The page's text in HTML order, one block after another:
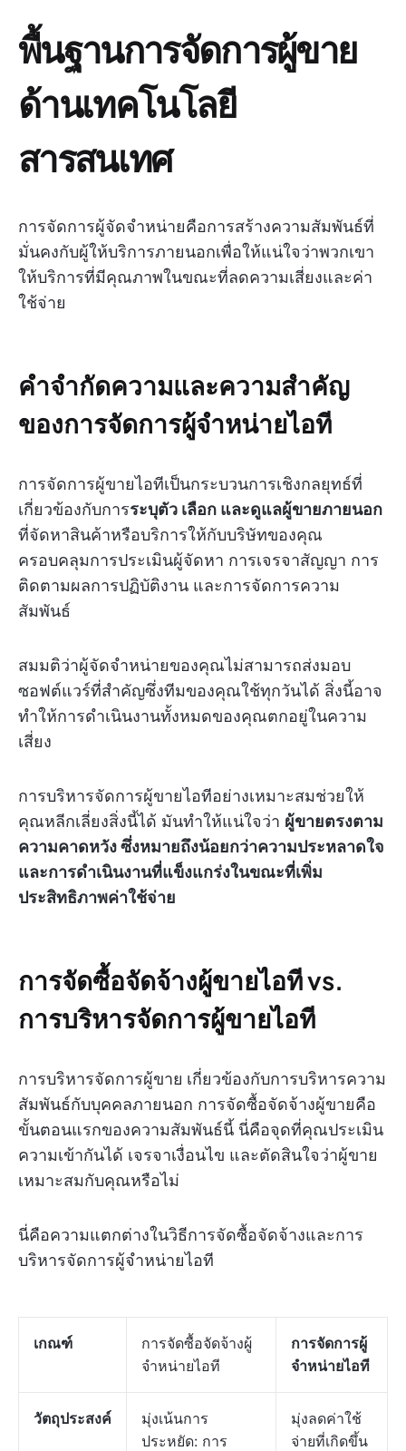
พื้นฐานการจัดการผู้ขาย
ด้านเทคโนโลยี
สารสนเทศ
การจัดการผู้จัดจำหน่ายคือการสร้างความสัมพันธ์ที่
มั่นคงกับผู้ให้บริการภายนอกเพื่อให้แน่ใจว่าพวกเขา
ให้บริการที่มีคุณภาพในขณะที่ลดความเสี่ยงและค่า
ใช้จ่าย
คำจำกัดความและความสำคัญ
ของการจัดการผู้จำหน่ายไอที
การจัดการผู้ขายไอทีเป็นกระบวนการเชิงกลยุทธ์ที่
เกี่ยวข้องกับการระบุตัว เลือก และดูแลผู้ขายภายนอก
ที่จัดหาสินค้าหรือบริการให้กับบริษัทของคุณ
ครอบคลุมการประเมินผู้จัดหา การเจรจาสัญญา การ
ติดตามผลการปฏิบัติงาน และการจัดการความ
สัมพันธ์
สมมติว่าผู้จัดจำหน่ายของคุณไม่สามารถส่งมอบ
ซอฟต์แวร์ที่สำคัญซึ่งทีมของคุณใช้ทุกวันได้ สิ่งนี้อาจ
ทำให้การดำเนินงานทั้งหมดของคุณตกอยู่ในความ
เสี่ยง
การบริหารจัดการผู้ขายไอทีอย่างเหมาะสมช่วยให้
คุณหลีกเลี่ยงสิ่งนี้ได้ มันทำให้แน่ใจว่า ผู้ขายตรงตาม
ความคาดหวัง ซึ่งหมายถึงน้อยกว่าความประหลาดใจ
และการดำเนินงานที่แข็งแกร่งในขณะที่เพิ่ม
ประสิทธิภาพค่าใช้จ่าย
การจัดซื้อจัดจ้างผู้ขายไอที vs.
การบริหารจัดการผู้ขายไอที
การบริหารจัดการผู้ขาย เกี่ยวข้องกับการบริหารความ
สัมพันธ์กับบุคคลภายนอก การจัดซื้อจัดจ้างผู้ขายคือ
ขั้นตอนแรกของความสัมพันธ์นี้ นี่คือจุดที่คุณประเมิน
ความเข้ากันได้ เจรจาเงื่อนไข และตัดสินใจว่าผู้ขาย
เหมาะสมกับคุณหรือไม่
นี่คือความแตกต่างในวิธีการจัดซื้อจัดจ้างและการ
บริหารจัดการผู้จำหน่ายไอที
เกณฑ์
การจัดซื้อจัดจ้างผู้
จำหน่ายไอที
การจัดการผู้
จำหน่ายไอที
วัตถุประสงค์
มุ่งเน้นการ
ประหยัด: การ
มุ่งลดค่าใช้
จ่ายที่เกิดขึ้น